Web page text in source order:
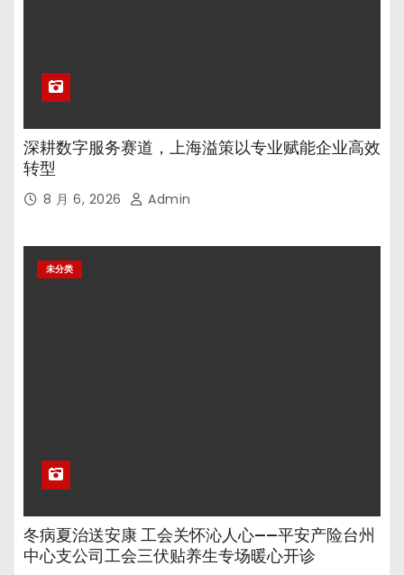
深耕数字服务赛道，上海溢策以专业赋能企业高效
转型
8 月 6, 2026 Admin
未分类
冬病夏治送安康 工会关怀沁人心——平安产险台州
中心支公司工会三伏贴养生专场暖心开诊